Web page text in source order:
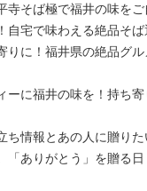
寺そば極で福井の味を
自宅で味わえる絶品そ
りに！福井県の絶品グ
ーに福井の味を！持ち
ち情報とあの人に贈り
「ありがとう」を贈る